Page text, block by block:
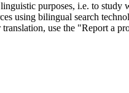
purposes, i.e. to study
using bilingual search
use the "Report a